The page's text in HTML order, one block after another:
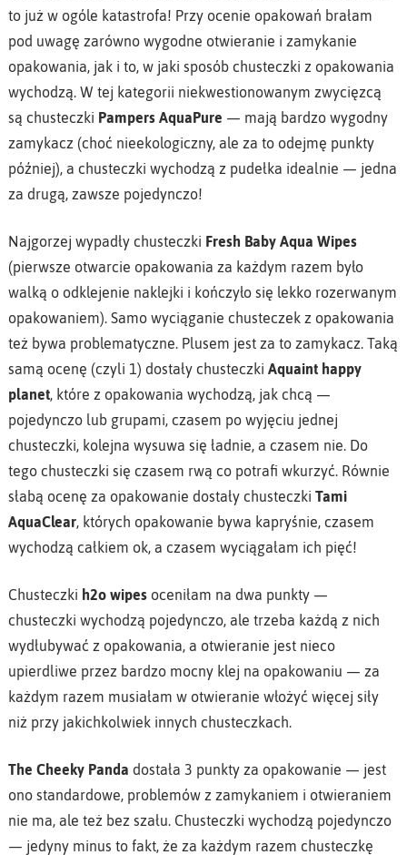
to już w ogóle katastrofa! Przy ocenie opakowań brałam
pod uwagę zarówno wygodne otwieranie i zamykanie
opakowania, jak i to, w jaki sposób chusteczki z opakowania
wychodzą. W tej kategorii niekwestionowanym zwycięzcą
są chusteczki Pampers AquaPure — mają bardzo wygodny
zamykacz (choć nieekologiczny, ale za to odejmę punkty
później), a chusteczki wychodzą z pudełka idealnie — jedna
za drugą, zawsze pojedynczo!
Najgorzej wypadły chusteczki Fresh Baby Aqua Wipes
(pierwsze otwarcie opakowania za każdym razem było
walką o odklejenie naklejki i kończyło się lekko rozerwanym
opakowaniem). Samo wyciąganie chusteczek z opakowania
też bywa problematyczne. Plusem jest za to zamykacz. Taką
samą ocenę (czyli 1) dostały chusteczki Aquaint happy
planet, które z opakowania wychodzą, jak chcą —
pojedynczo lub grupami, czasem po wyjęciu jednej
chusteczki, kolejna wysuwa się ładnie, a czasem nie. Do
tego chusteczki się czasem rwą co potrafi wkurzyć. Równie
słabą ocenę za opakowanie dostały chusteczki Tami
AquaClear, których opakowanie bywa kapryśnie, czasem
wychodzą całkiem ok, a czasem wyciągałam ich pięć!
Chusteczki h2o wipesoceniłam na dwa punkty —
chusteczki wychodzą pojedynczo, ale trzeba każdą z nich
wydłubywać z opakowania, a otwieranie jest nieco
upierdliwe przez bardzo mocny klej na opakowaniu — za
każdym razem musiałam w otwieranie włożyć więcej siły
niż przy jakichkolwiek innych chusteczkach.
The Cheeky Panda dostała 3 punkty za opakowanie — jest
ono standardowe, problemów z zamykaniem i otwieraniem
nie ma, ale też bez szału. Chusteczki wychodzą pojedynczo
— jedyny minus to fakt, że za każdym razem chusteczkę